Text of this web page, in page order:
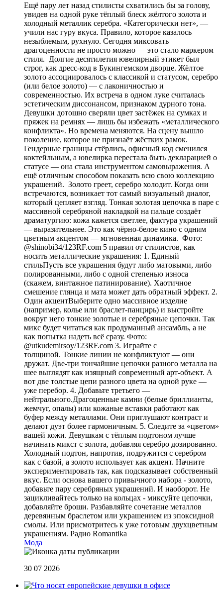
Ещё пару лет назад стилисты схватились бы за голову,
увидев на одной руке тёплый блеск жёлтого золота и
холодный металлик серебра. «Категорически нет», —
учили нас гуру вкуса. Правило, которое казалось
незыблемым, рухнуло. Сегодня миксовать
драгоценности не просто можно — это стало маркером
стиля. Долгие десятилетия ювелирный этикет был
строг, как дресс-код в Букингемском дворце. Жёлтое
золото ассоциировалось с классикой и статусом, серебро
(или белое золото) — с лаконичностью и
современностью. Их встреча в одном луке считалась
эстетическим диссонансом, признаком дурного тона.
Девушки дотошно сверяли цвет застёжек на сумках и
пряжек на ремнях — лишь бы избежать «металлического
конфликта». Но времена меняются. На сцену вышло
поколение, которое не признаёт жёстких рамок.
Гендерные границы стёрлись, офисный код сменился
коктейльным, а ювелирка перестала быть декларацией о
статусе — она стала инструментом самовыражения. А
ещё отличным способом показать всю свою коллекцию
украшений. Золото греет, серебро холодит. Когда они
встречаются, возникает тот самый визуальный диалог,
который цепляет взгляд. Тонкая золотая цепочка в паре с
массивной серебряной накладкой на пальце создаёт
драматургию: кожа кажется светлее, фактура украшений
— выразительнее. Это как чёрно-белое кино с одним
цветным акцентом — мгновенная динамика. Фото:
@shinobi34/123RF.com 5 правил от стилистов, как
носить металлические украшения: 1. Единый
стильПусть все украшения будут либо матовыми, либо
полированными, либо с одной степенью износа
(скажем, винтажное патинирование). Хаотичное
смешение глянца и мата может дать обратный эффект. 2.
Один акцентВыберите одно массивное изделие
(например, колье или браслет-панцирь) и выстройте
вокруг него тонкие золотые и серебряные цепочки. Так
микс будет читаться как продуманный ансамбль, а не
как попытка надеть всё сразу. Фото:
@utkudemirsoy/123RF.com 3. Играйте с
толщиной. Тонкие линии не конфликтуют — они
дружат. Две-три тончайшие цепочки разного металла на
шее выглядят как изящный современный арт-объект. А
вот две толстые цепи разного цвета на одной руке —
уже перебор. 4. Добавьте третьего —
нейтрального.Драгоценные камни (белые бриллианты,
жемчуг, опалы) или кожаные вставки работают как
буфер между металлами. Они приглушают контраст и
делают дуэт более гармоничным. 5. Следите за «цветом»
вашей кожи. Девушкам с тёплым подтоном лучше
начинать микст с золота, добавляя серебро дозированно.
Холодный подтон, напротив, подружится с серебром
как с базой, а золото использует как акцент. Начните
экспериментировать так, как подсказывает собственный
вкус. Если основа вашего привычного набора - золото,
добавьте пару серебряных украшений. И наоборот. Не
зацикливайтесь только на кольцах - миксуйте цепочки,
добавляйте броши. Разбавляйте сочетание металлов
деревянным браслетом или украшением из эпоксидной
смолы. Или присмотритесь к уже готовым двухцветным
украшениям. Радио Romantika
Мода
30 07 2026